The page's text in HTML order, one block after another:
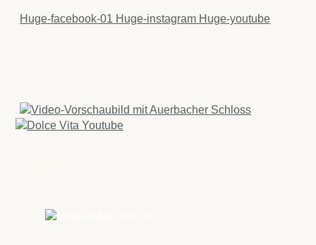
Huge-facebook-01 Huge-instagram Huge-youtube